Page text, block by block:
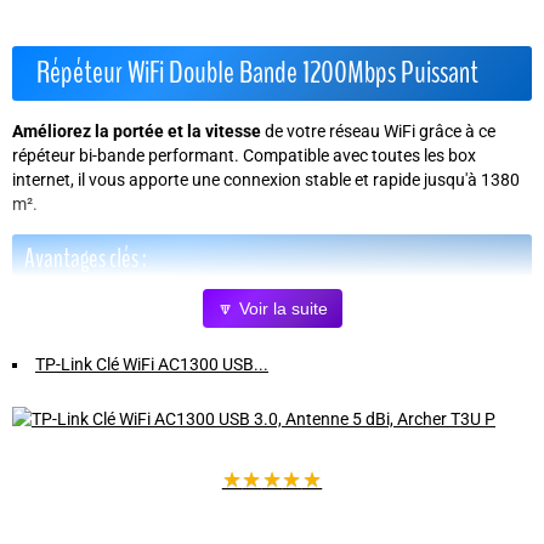
Répéteur WiFi Double Bande 1200Mbps Puissant
Améliorez la portée et la vitessede votre réseau WiFi grâce à ce
répéteur bi-bande performant. Compatible avec toutes les box
internet, il vous apporte une connexion stable et rapide jusqu'à 1380
m².
Avantages clés :
Grâce à ses4 antennes haute gain
pièces, même dans les espaces complexes comme les maisons à
Vitesse ultra-haute :Profitez d'un débit combiné jusqu'à1200
Connexion filaire Gigabit :Le port Ethernet gigabit intégré permet
🔽 Voir la suite
TP-Link Clé WiFi AC1300 USB...
★★★★★